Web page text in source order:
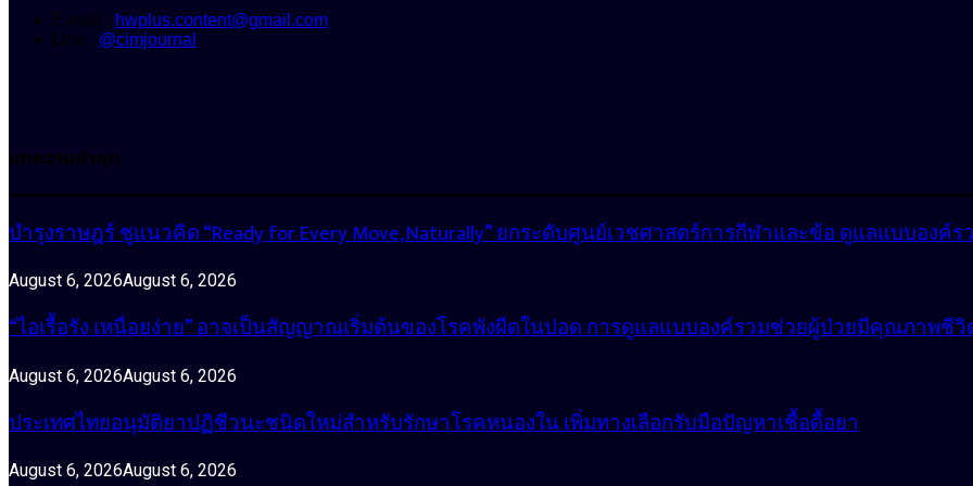
E-mail : hwplus.content@gmail.com
Line : @cimjournal
บทความล่าสุด
บำรุงราษฎร์ ชูแนวคิด “Ready for Every Move, Naturally” ยกระดับศูนย์เวชศาสตร์การกีฬาและข้อ ดูแลแบบองค์ร
August 6, 2026August 6, 2026
“ไอเรื้อรัง เหนื่อยง่าย” อาจเป็นสัญญาณเริ่มต้นของโรคพังผืดในปอด การดูแลแบบองค์รวมช่วยผู้ป่วยมีคุณภาพชี
August 6, 2026August 6, 2026
ประเทศไทยอนุมัติยาปฏิชีวนะชนิดใหม่สำหรับรักษาโรคหนองใน เพิ่มทางเลือกรับมือปัญหาเชื้อดื้อยา
August 6, 2026August 6, 2026